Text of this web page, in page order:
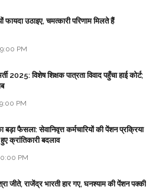
फायदा उठाइए, चमत्कारी परिणाम मिलते हैं
PM
2025: विशेष शिक्षक पात्रता विवाद पहुँचा हाई कोर्ट;
PM
फैसला: सेवानिवृत्त कर्मचारियों की पेंशन प्रक्रिया
क्रांतिकारी बदलाव
PM
जीते, राजेंद्र भारती हार गए, घनश्याम की पेंशन पक्की